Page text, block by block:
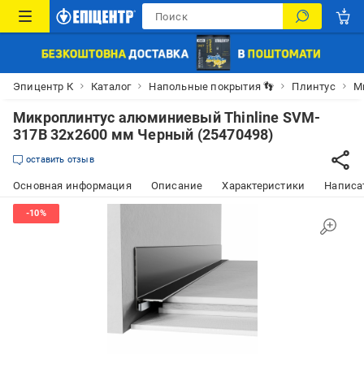
Эпицентр К Каталог Напольные покрытия 👣 Плинтус
Микроплинтус алюминиевый Thinline SVM-
317B 32x2600 мм Черный (25470498)
оставить отзыв
Основная информация Описание Характеристики